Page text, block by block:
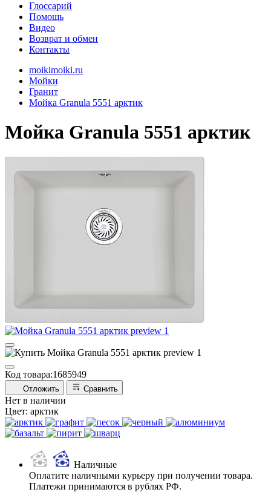
Глоссарий
Помощь
Видео
Возврат и обмен
Контакты
moikimoiki.ru
Мойки
Гранит
Мойка Granula 5551 арктик
Мойка Granula 5551 арктик
Код товара:1685949
Отложить Сравнить
Нет в наличии
Цвет: арктик
Наличные
Оплатите наличными курьеру при получении товара.
Платежи принимаются в рублях РФ.